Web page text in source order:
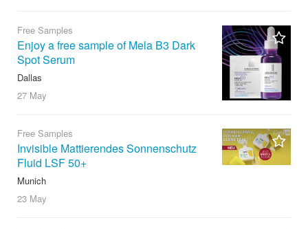
Free Samples
Enjoy a free sample of Mela B3 Dark
Spot Serum
Dallas
27 May
Free Samples
Invisible Mattierendes Sonnenschutz
Fluid LSF 50+
Munich
23 May